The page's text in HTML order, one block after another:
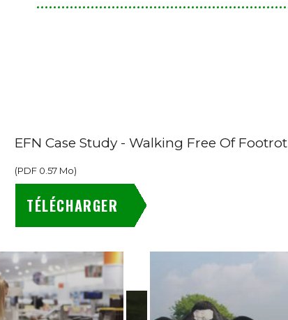
EFN Case Study - Walking Free Of Footrot
(PDF 0.57 Mo)
TÉLÉCHARGER